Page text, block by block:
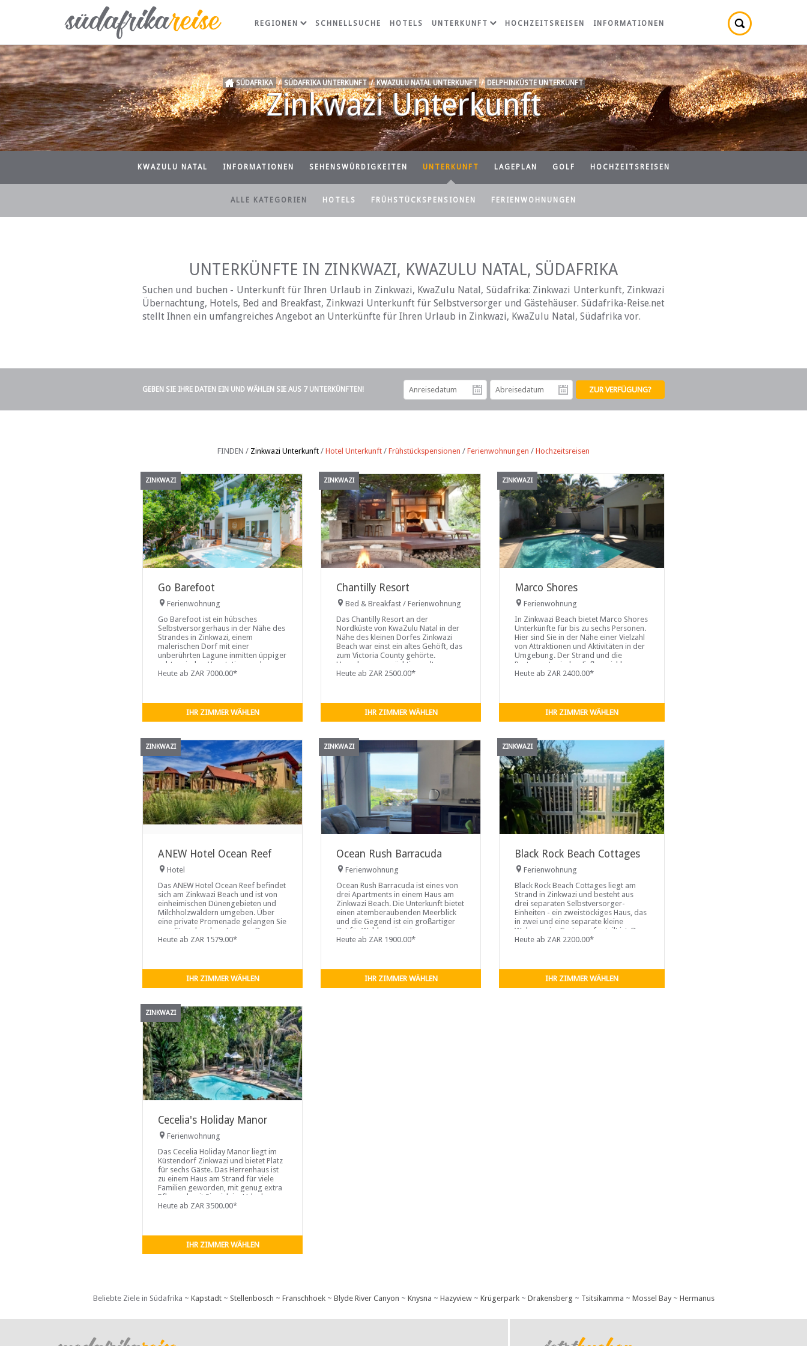
Zinkwazi Unterkunft
REGIONEN SCHNELLSUCHE HOTELS UNTERKUNFT HOCHZEITSREISEN INFORMATIONEN
SÜDAFRIKA / SÜDAFRIKA UNTERKUNFT / KWAZULU NATAL UNTERKUNFT / DELPHINKÜSTE UNTERKUNFT
KWAZULU NATAL INFORMATIONEN SEHENSWÜRDIGKEITEN UNTERKUNFT LAGEPLAN GOLF HOCHZEITSREISEN
ALLE KATEGORIEN HOTELS FRÜHSTÜCKSPENSIONEN FERIENWOHNUNGEN
UNTERKÜNFTE IN ZINKWAZI, KWAZULU NATAL, SÜDAFRIKA
Suchen und buchen - Unterkunft für Ihren Urlaub in Zinkwazi, KwaZulu Natal, Südafrika: Zinkwazi Unterkunft, Zinkwazi
Übernachtung, Hotels, Bed and Breakfast, Zinkwazi Unterkunft für Selbstversorger und Gästehäuser. Südafrika-Reise.net
stellt Ihnen ein umfangreiches Angebot an Unterkünfte für Ihren Urlaub in Zinkwazi, KwaZulu Natal, Südafrika vor.
GEBEN SIE IHRE DATEN EIN UND WÄHLEN SIE AUS 7 UNTERKÜNFTEN!
FINDEN / Zinkwazi Unterkunft / Hotel Unterkunft / Frühstückspensionen / Ferienwohnungen / Hochzeitsreisen
ZINKWAZI
Go Barefoot
Ferienwohnung
Go Barefoot ist ein hübsches
Selbstversorgerhaus in der Nähe des
Strandes in Zinkwazi, einem
malerischen Dorf mit einer
unberührten Lagune inmitten üppiger
subtropischer Vegetation an der
Nordküste von KwaZulu Natal.
Heute ab ZAR 7000.00*
IHR ZIMMER WÄHLEN
ZINKWAZI
Chantilly Resort
Bed & Breakfast / Ferienwohnung
Das Chantilly Resort an der
Nordküste von KwaZulu Natal in der
Nähe des kleinen Dorfes Zinkwazi
Beach war einst ein altes Gehöft, das
zum Victoria County gehörte.
Umgeben von prächtigen alten
Bäumen und sanften Hügeln aus
Heute ab ZAR 2500.00*
IHR ZIMMER WÄHLEN
ZINKWAZI
Marco Shores
Ferienwohnung
In Zinkwazi Beach bietet Marco Shores
Unterkünfte für bis zu sechs Personen.
Hier sind Sie in der Nähe einer Vielzahl
von Attraktionen und Aktivitäten in der
Umgebung. Der Strand und die
Restaurants sind zu Fuß erreichbar...
Heute ab ZAR 2400.00*
IHR ZIMMER WÄHLEN
ZINKWAZI
ANEW Hotel Ocean Reef
Hotel
Das ANEW Hotel Ocean Reef befindet
sich am Zinkwazi Beach und ist von
einheimischen Dünengebieten und
Milchholzwäldern umgeben. Über
eine private Promenade gelangen Sie
zum Strand und zur Lagune. Das
architektonische Ambiente des Hotels
Heute ab ZAR 1579.00*
IHR ZIMMER WÄHLEN
ZINKWAZI
Ocean Rush Barracuda
Ferienwohnung
Ocean Rush Barracuda ist eines von
drei Apartments in einem Haus am
Zinkwazi Beach. Die Unterkunft bietet
einen atemberaubenden Meerblick
und die Gegend ist ein großartiger
Ort für Waldspaziergänge,
Trailrunning, Bootfahren und
Heute ab ZAR 1900.00*
IHR ZIMMER WÄHLEN
ZINKWAZI
Black Rock Beach Cottages
Ferienwohnung
Black Rock Beach Cottages liegt am
Strand in Zinkwazi und besteht aus
drei separaten Selbstversorger-
Einheiten - ein zweistöckiges Haus, das
in zwei und eine separate kleine
Wohnung im Garten aufgeteilt ist. Der
obere ...
Heute ab ZAR 2200.00*
IHR ZIMMER WÄHLEN
ZINKWAZI
Cecelia's Holiday Manor
Ferienwohnung
Das Cecelia Holiday Manor liegt im
Küstendorf Zinkwazi und bietet Platz
für sechs Gäste. Das Herrenhaus ist
zu einem Haus am Strand für viele
Familien geworden, mit genug extra
Pflege, damit Sie sich im Urlaub
fühlen.
Heute ab ZAR 3500.00*
IHR ZIMMER WÄHLEN
Beliebte Ziele in Südafrika ~ Kapstadt~ Stellenbosch ~ Franschhoek~ Blyde River Canyon ~ Knysna ~ Hazyview~ Krügerpark~ Drakensberg ~ Tsitsikamma ~ Mossel Bay~ Hermanus